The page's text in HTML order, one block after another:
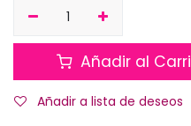
Añadir al
Añadir a lista de deseos